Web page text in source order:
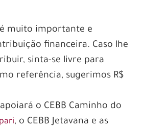
muito importante e
financeira. Caso lhe
sinta-se livre para
referência, sugerimos R$
o CEBB Caminho do
, o CEBB Jetavana e as